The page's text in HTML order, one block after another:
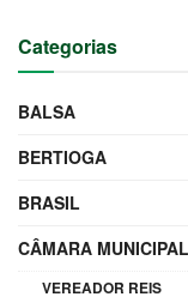
Categorias
BALSA
BERTIOGA
BRASIL
CÂMARA
VEREADOR REIS